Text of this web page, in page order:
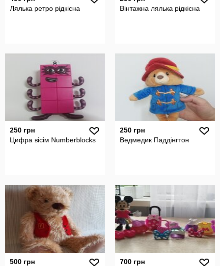
Лялька ретро рідкісна
Вінтажна лялька рідкісна
250 грн
Цифра вісім Numberblocks
250 грн
Ведмедик Паддінгтон
500 грн 700 грн